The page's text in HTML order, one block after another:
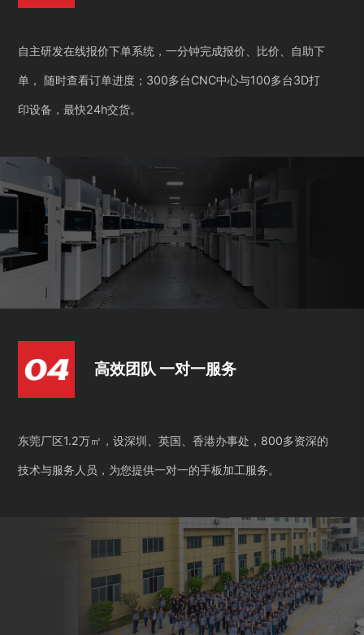
自主研发在线报价下单系统，一分钟完成报价、比价、自助下
单， 随时查看订单进度；300多台CNC中心与100多台3D打
印设备，最快24h交货。
高效团队 一对一服务
东莞厂区1.2万㎡，设深圳、英国、香港办事处，800多资深的
技术与服务人员，为您提供一对一的手板加工服务。